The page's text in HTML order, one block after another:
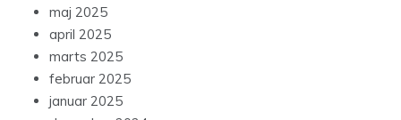
maj 2025
april 2025
marts 2025
februar 2025
januar 2025